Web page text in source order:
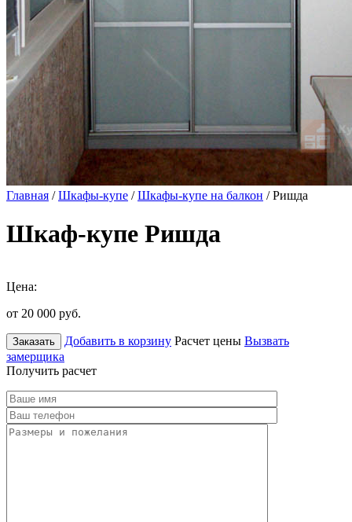
Главная /Шкафы-купе /Шкафы-купе на балкон / Ришда
Шкаф-купе Ришда
Цена:
от 20 000 руб.
Заказать Добавить в корзину Расчет цены Вызвать
замерщика
Получить расчет